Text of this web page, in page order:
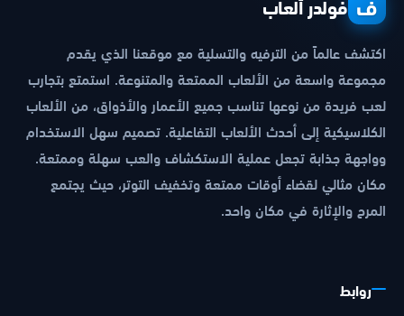
اكتشف عالماً من الترفيه والتسلية مع موقعنا الذي يقدم
مجموعة واسعة من الألعاب الممتعة والمتنوعة. استمتع بتجارب
لعب فريدة من نوعها تناسب جميع الأعمار والأذواق، من الألعاب
الكلاسيكية إلى أحدث الألعاب التفاعلية. تصميم سهل الاستخدام
وواجهة جذابة تجعل عملية الاستكشاف والعب سهلة وممتعة.
مكان مثالي لقضاء أوقات ممتعة وتخفيف التوتر، حيث يجتمع
المرح والإثارة في مكان واحد.
روابط